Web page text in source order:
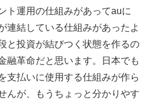
ト運用の仕組みがあってauに
連結している仕組みがあったよ
と投資が結びつく状態を作るの
融革命だと思います。日本でも
支払いに使用する仕組みが作ら
んが、もうちょっと分かりやす